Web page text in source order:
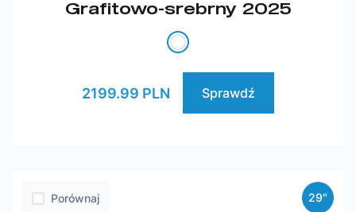
Grafitowo-srebrny 2025
2199.99 PLN Sprawdź
Porównaj 29″